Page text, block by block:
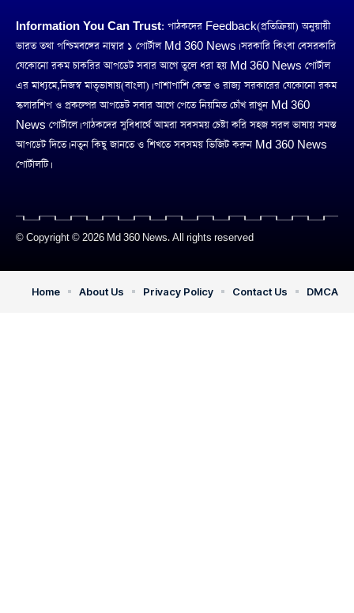
Information You Can Trust: পাঠকদের Feedback(প্রতিক্রিয়া) অনুয়ায়ী
ভারত তথা পশ্চিমবঙ্গের নাম্বার ১ পোর্টাল Md 360 News। সরকারি কিংবা বেসরকারি
যেকোনো রকম চাকরির আপডেট সবার আগে তুলে ধরা হয় Md 360 News পোর্টাল
এর মাধ্যমে,নিজস্ব মাতৃভাষায়(বাংলা)। পাশাপাশি কেন্দ্র ও রাজ্য সরকারের যেকোনো রকম
স্কলারশিপ ও প্রকল্পের আপডেট সবার আগে পেতে নিয়মিত চোঁখ রাখুন Md 360
News পোর্টালে। পাঠকদের সুবিধার্থে আমরা সবসময় চেষ্টা করি সহজ সরল ভাষায় সমস্ত
আপডেট দিতে। নতুন কিছু জানতে ও শিখতে সবসময় ভিজিট করুন Md 360 News
পোর্টালটি।
© Copyright © 2026 Md 360 News. All rights reserved
Home About Us Privacy Policy Contact Us DMCA